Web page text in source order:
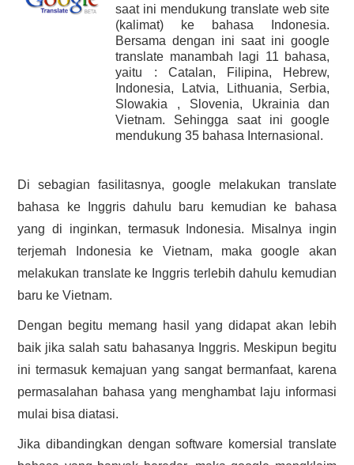
ABOUT ME
HASIL PENCARIAN
saat ini mendukung translate web site
(kalimat) ke bahasa Indonesia.
Bersama dengan ini saat ini google
translate manambah lagi 11 bahasa,
yaitu : Catalan, Filipina, Hebrew,
Indonesia, Latvia, Lithuania, Serbia,
Slowakia , Slovenia, Ukrainia dan
Vietnam. Sehingga saat ini google
mendukung 35 bahasa Internasional.
Di sebagian fasilitasnya, google melakukan translate
bahasa ke Inggris dahulu baru kemudian ke bahasa
yang di inginkan, termasuk Indonesia. Misalnya ingin
terjemah Indonesia ke Vietnam, maka google akan
melakukan translate ke Inggris terlebih dahulu kemudian
baru ke Vietnam.
Dengan begitu memang hasil yang didapat akan lebih
baik jika salah satu bahasanya Inggris. Meskipun begitu
ini termasuk kemajuan yang sangat bermanfaat, karena
permasalahan bahasa yang menghambat laju informasi
mulai bisa diatasi.
Jika dibandingkan dengan software komersial translate